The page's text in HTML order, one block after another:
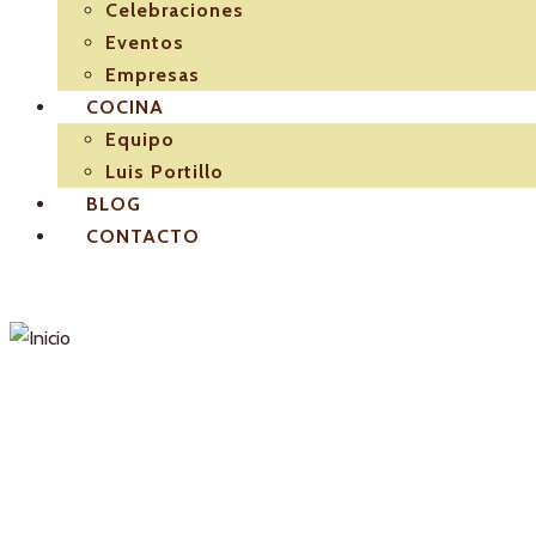
Celebraciones
Eventos
Empresas
COCINA
Equipo
Luis Portillo
BLOG
CONTACTO